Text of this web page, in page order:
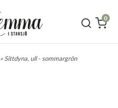
0
» Sittdyna, ull - sommargrön